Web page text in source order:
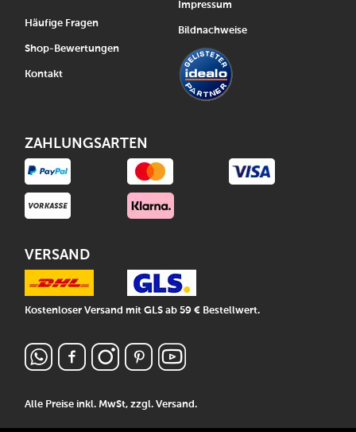
Häufige Fragen
Shop-Bewertungen
Kontakt
Alle Preise inkl. MwSt, zzgl.Versand.
Impressum
Bildnachweise
ZAHLUNGSARTEN
VERSAND
Kostenloser Versand mit GLS ab 59 € Bestellwert.